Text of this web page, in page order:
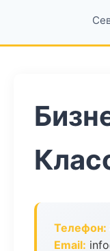
Телефон:
Email: